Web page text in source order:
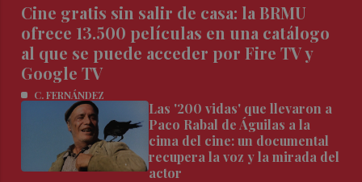
Cine gratis sin salir de casa: la BRMU
ofrece 13.500 películas en una catálogo
al que se puede acceder por Fire TV y
Google TV
C. FERNÁNDEZ
Las '200 vidas' que llevaron a
Paco Rabal de Águilas a la
cima del cine: un documental
recupera la voz y la mirada del
actor